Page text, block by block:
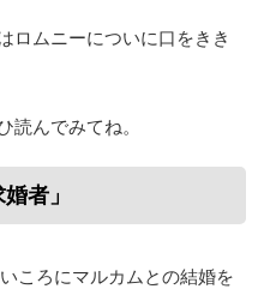
ロムニーについに口をきき
読んでみてね。
者」
ころにマルカムとの結婚を